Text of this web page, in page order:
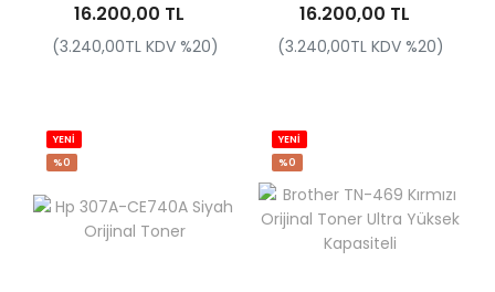
16.200,00 TL
(3.240,00TL KDV %20)
16.200,00 TL
(3.240,00TL KDV %20)
YENİ
%0
YENİ
%0